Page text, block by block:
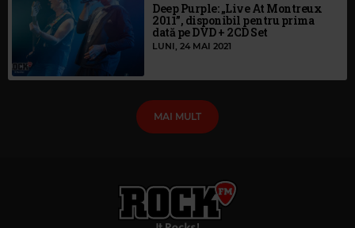
Deep Purple: „Live At Montreux
2011”, disponibil pentru prima
dată pe DVD + 2CD Set
LUNI, 24 MAI 2021
MAI MULT